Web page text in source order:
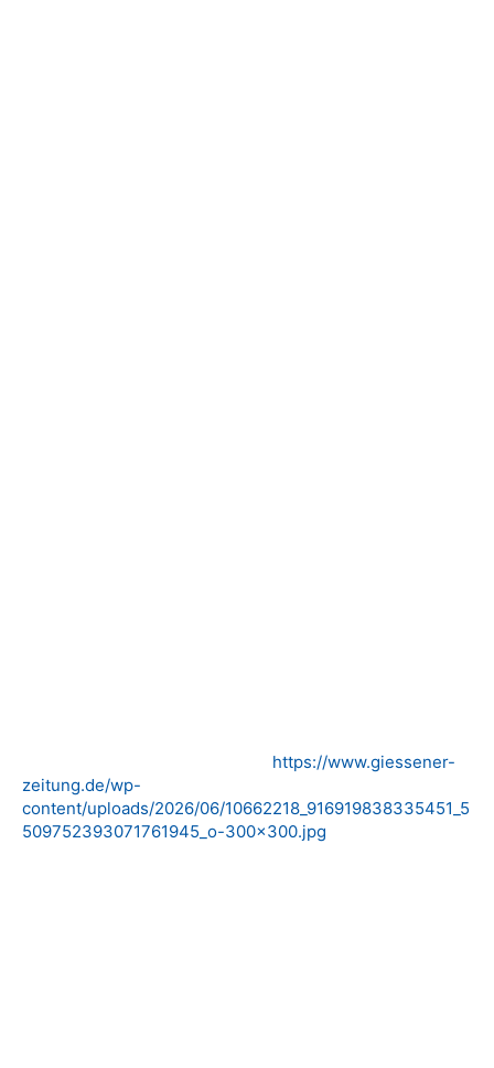
https://www.giessener-
zeitung.de/wp-
content/uploads/2026/06/10662218_916919838335451_5
509752393071761945_o-300×300.jpg